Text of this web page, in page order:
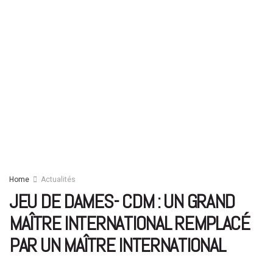
Home Actualités
JEU DE DAMES- CDM : UN GRAND
MAÎTRE INTERNATIONAL REMPLACÉ
PAR UN MAÎTRE INTERNATIONAL